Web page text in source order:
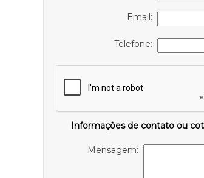
Email:
Telefone:
Informações de contato ou
Mensagem: